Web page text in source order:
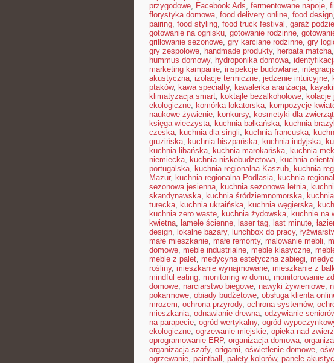
przygodowe, Facebook Ads, fermentowane napoje,
florystyka domowa, food delivery online, food design,
pairing, food styling, food truck festival , garaż
gotowanie na ognisku, gotowanie rodzinne,
grillowanie sezonowe, gry karciane rodzinne, gry
gry zespołowe, handmade produkty, herbata matcha,
hummus domowy, hydroponika domowa,
marketing kampanie, inspekcje budowlane,
akustyczna, izolacje termiczne, jedzenie intuicyjne,
ptaków, kawa specialty, kawalerka aranżacja,
klimatyzacja smart, koktajle bezalkoholowe, kolacje
ekologiczne, komórka lokatorska, kompozycje
naukowe żywienie, konkursy, kosmetyki dla zwierząt
księga wieczysta, kuchnia bałkańska, kuchnia
czeska, kuchnia dla singli, kuchnia francuska,
gruzińska, kuchnia hiszpańska, kuchnia indyjska,
kuchnia libańska, kuchnia marokańska, kuchnia
niemiecka, kuchnia niskobudżetowa, kuchnia
portugalska, kuchnia regionalna Kaszub, kuchnia
Mazur, kuchnia regionalna Podlasia, kuchnia
sezonowa jesienna, kuchnia sezonowa letnia,
skandynawska, kuchnia śródziemnomorska,
turecka, kuchnia ukraińska, kuchnia węgierska,
kuchnia zero waste, kuchnia żydowska, kuchnie na
kwietna, lamele ścienne, laser tag, last minute,
design, lokalne bazary, lunchbox do pracy,
małe mieszkanie, małe remonty, malowanie mebli,
domowe, meble industrialne, meble klasyczne,
meble z palet, medycyna estetyczna zabiegi,
rośliny, mieszkanie wynajmowane, mieszkanie z
mindful eating, monitoring w domu, monitorowanie
domowe, narciarstwo biegowe, nawyki żywieniowe,
pokarmowe, obiady budżetowe, obsługa klienta
mrozem, ochrona przyrody, ochrona systemów,
mieszkania, odnawianie drewna, odżywianie
na parapecie, ogród wertykalny, ogród
ekologiczne, ogrzewanie miejskie, opieka nad
oprogramowanie ERP, organizacja domowa,
organizacja szafy, origami, oświetlenie domowe,
ogrzewanie, paintball , palety kolorów, panele